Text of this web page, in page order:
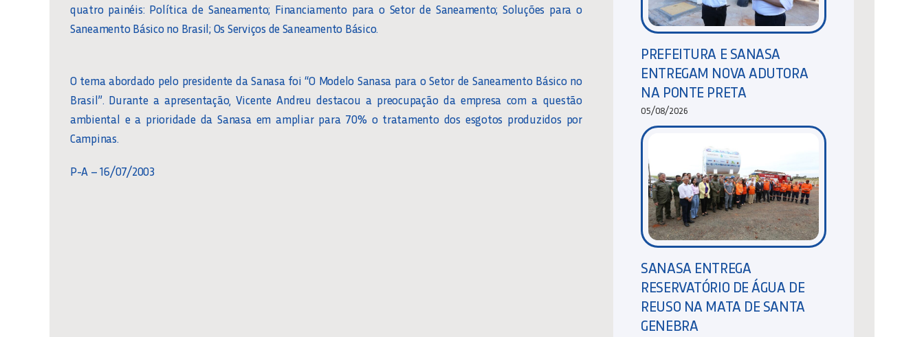
quatro painéis: Política de Saneamento; Financiamento para o Setor de Saneamento; Soluções para o
Saneamento Básico no Brasil; Os Serviços de Saneamento Básico.
O tema abordado pelo presidente da Sanasa foi “O Modelo Sanasa para o Setor de Saneamento Básico no
Brasil”. Durante a apresentação, Vicente Andreu destacou a preocupação da empresa com a questão
ambiental e a prioridade da Sanasa em ampliar para 70% o tratamento dos esgotos produzidos por
Campinas.
P-A – 16/07/2003
PREFEITURA E SANASA
ENTREGAM NOVA ADUTORA
NA PONTE PRETA
05/08/2026
SANASA ENTREGA
RESERVATÓRIO DE ÁGUA DE
REUSO NA MATA DE SANTA
GENEBRA